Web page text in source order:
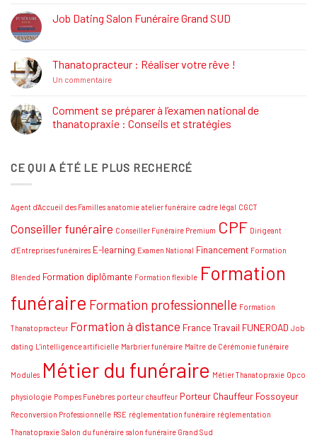
Définition,
Rôle
Job Dating Salon Funéraire Grand SUD
Job
Dating
Salon
SUD
Thanatopracteur : Réaliser votre rêve !
Un commentairesur
Réaliser
votre
rêve
Comment se préparer à l’examen national de
thanatopraxie : Conseils et stratégies
Comment
se
national
thanatopraxie
Conseils
CE QUI A ÉTÉ LE PLUS RECHERCÉ
Agent d'Accueil des Familles anatomie atelier funéraire cadre légal CGCT
Conseiller funéraire Conseiller Funéraire Premium CPF Dirigeant
d'Entreprises funéraires E-learning Examen National Financement Formation
Blended Formation diplômante Formation flexible Formation
funéraire Formation professionnelle Formation
Thanatopracteur Formation à distance France Travail FUNEROAD Job
dating L'intelligence artificielle Marbrier funéraire Maître de Cérémonie funéraire
Modules Métier du funéraire Métier Thanatopraxie Opco
physiologie Pompes Funèbres porteur chauffeur Porteur Chauffeur Fossoyeur
Reconversion Professionnelle RSE réglementation funéraire réglementation
Thanatopraxie Salon du funéraire salon funéraire Grand Sud